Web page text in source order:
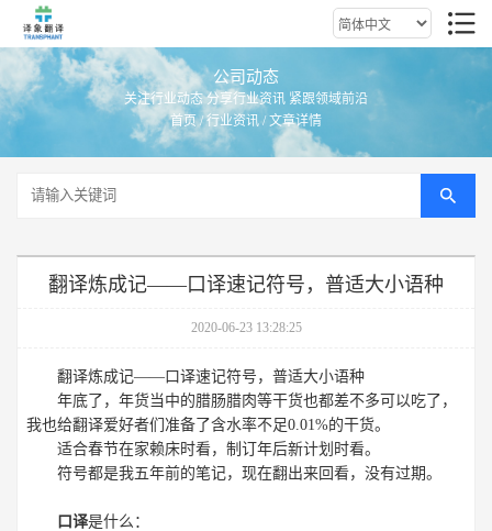
公司动态
关注行业动态 分享行业资讯 紧跟领域前沿
首页/行业资讯 / 文章详情
翻译炼成记——口译速记符号，普适大小语种
2020-06-23 13:28:25
翻译炼成记——口译速记符号，普适大小语种
年底了，年货当中的腊肠腊肉等干货也都差不多可以吃了，
我也给翻译爱好者们准备了含水率不足0.01%的干货。
适合春节在家赖床时看，制订年后新计划时看。
符号都是我五年前的笔记，现在翻出来回看，没有过期。
口译是什么：